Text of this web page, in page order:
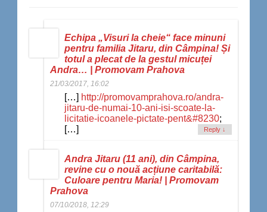
Echipa „Visuri la cheie“ face minuni
pentru familia Jitaru, din Câmpina! Și
totul a plecat de la gestul micuței
Andra… | Promovam Prahova
21/03/2017, 16:02
[…] http://promovamprahova.ro/andra-
jitaru-de-numai-10-ani-isi-scoate-la-
licitatie-icoanele-pictate-pent&#8230;
[…]
Reply ↓
Andra Jitaru (11 ani), din Câmpina,
revine cu o nouă acțiune caritabilă:
Culoare pentru Maria! | Promovam
Prahova
07/10/2018, 12:29